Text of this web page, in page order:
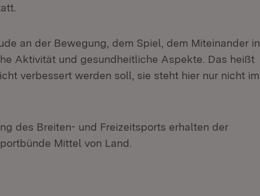
an der Bewegung, dem Spiel, dem Miteinander in
Aktivität und gesundheitliche Aspekte. Das heißt
verbessert werden soll, sie steht hier nur nicht im
des Breiten- und Freizeitsports erhalten der
Mittel von Land.